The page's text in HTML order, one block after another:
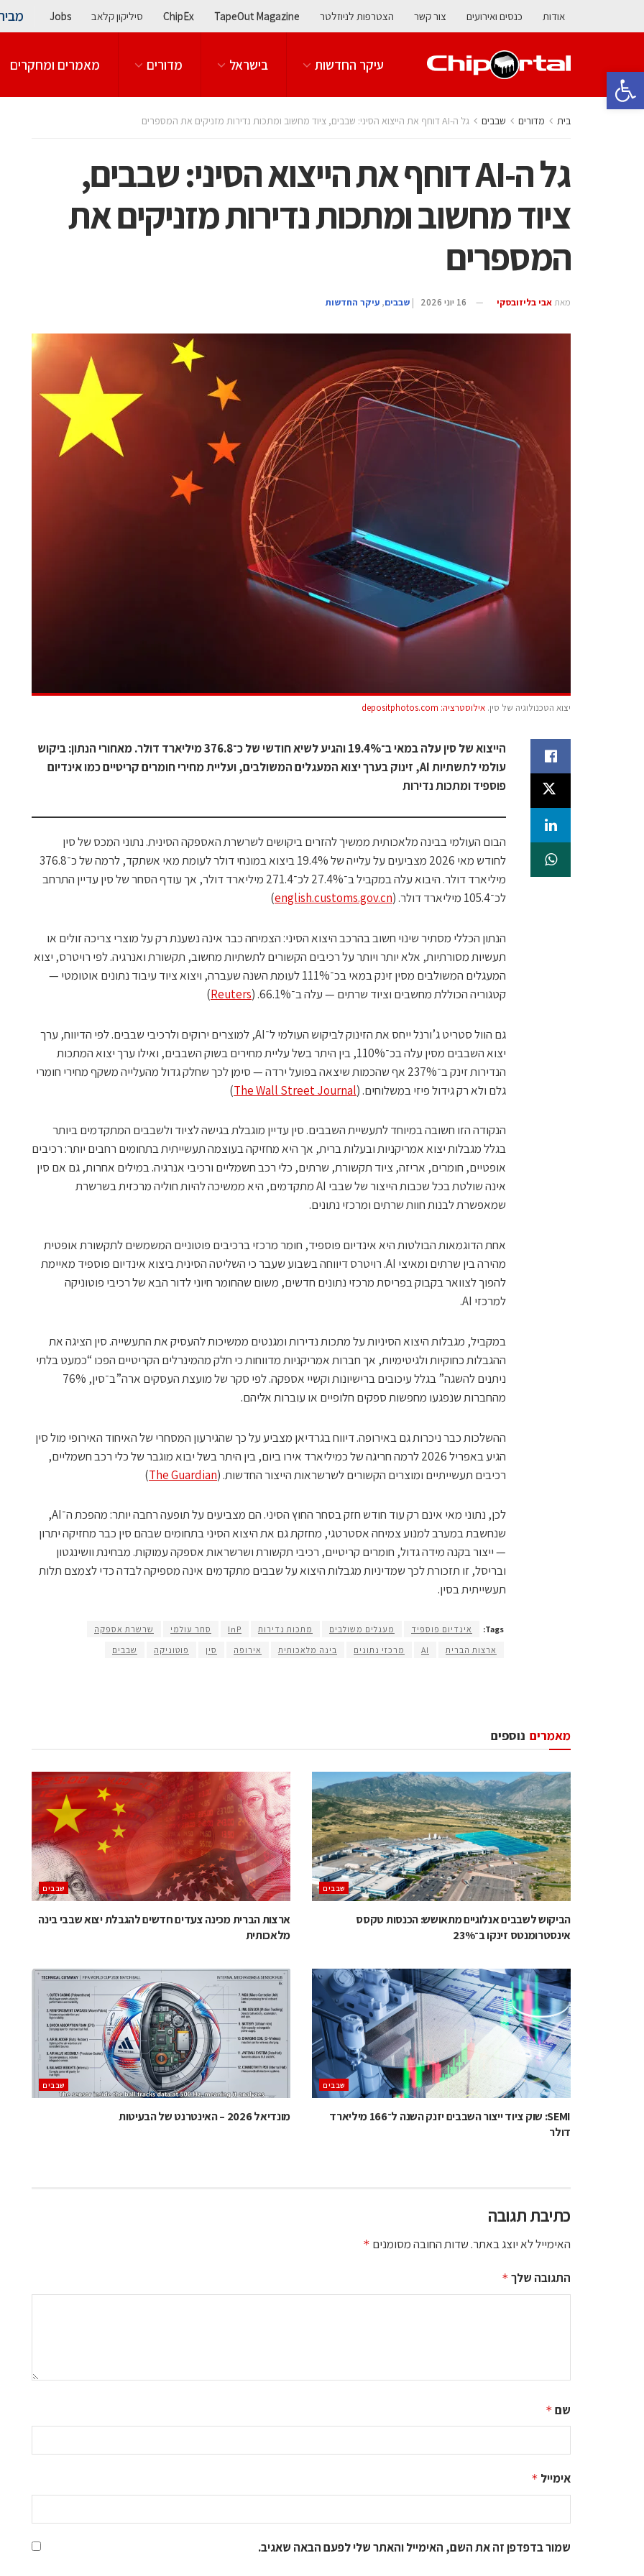
פתח סרגל נגישות
אודות כנסים ואירועים צור קשר הצטרפות לניוזלטר TapeOut Magazine
ChipEx סיליקון קלאב Jobs
עיקר החדשות בישראל מדורים מאמרים ומחקרים
בית מדורים ‫שבבים‬ גל ה-AI דוחף את הייצוא הסיני: שבבים, ציוד מחשוב ומתכות נדירות מזניקים את המספרים
גל ה-AI דוחף את הייצוא הסיני: שבבים,
ציוד מחשוב ומתכות נדירות מזניקים את
המספרים
מאת אבי בליזובסקי 16 יוני 2026 | ‫שבבים‬, עיקר החדשות
יצוא הטכנולוגיה של סין. אילוסטרציה: depositphotos.com
הייצוא של סין עלה במאי ב־19.4% והגיע לשיא חודשי של כ־376.8 מיליארד דולר. מאחורי הנתון: ביקוש
עולמי לתשתיות AI, זינוק בערך יצוא המעגלים המשולבים, ועליית מחירי חומרים קריטיים כמו אינדיום
פוספיד ומתכות נדירות
הבום העולמי בבינה מלאכותית ממשיך להזרים ביקושים לשרשרת האספקה הסינית. נתוני המכס של סין
לחודש מאי 2026 מצביעים על עלייה של 19.4% ביצוא במונחי דולר לעומת מאי אשתקד, לרמה של כ־376.8
מיליארד דולר. היבוא עלה במקביל ב־27.4% לכ־271.4 מיליארד דולר, אך עודף הסחר של סין עדיין התרחב
לכ־105.4 מיליארד דולר. (
english.customs.gov.cn
)
הנתון הכללי מסתיר שינוי חשוב בהרכב היצוא הסיני: הצמיחה כבר אינה נשענת רק על מוצרי צריכה זולים או
תעשיות מסורתיות, אלא יותר ויותר על רכיבים הקשורים לתשתיות מחשוב, תקשורת ואנרגיה. לפי רויטרס, יצוא
המעגלים המשולבים מסין זינק במאי בכ־111% לעומת השנה שעברה, ויצוא ציוד עיבוד נתונים אוטומטי —
קטגוריה הכוללת מחשבים וציוד שרתים — עלה ב־66.1%. (
Reuters
)
גם הוול סטריט ג’ורנל ייחס את הזינוק לביקוש העולמי ל־AI, למוצרים ירוקים ולרכיבי שבבים. לפי הדיווח, ערך
יצוא השבבים מסין עלה בכ־110%, בין היתר בשל עליית מחירים בשוק השבבים, ואילו ערך יצוא המתכות
הנדירות זינק ב־237% אף שהכמות שיצאה בפועל ירדה — סימן לכך שחלק גדול מהעלייה משקף מחירי חומרי
גלם ולא רק גידול פיזי במשלוחים. (The Wall Street Journal
)
הנקודה הזו חשובה במיוחד לתעשיית השבבים. סין עדיין מוגבלת בגישה לציוד ולשבבים המתקדמים ביותר
בגלל מגבלות יצוא אמריקניות ובעלות ברית, אך היא מחזיקה בעוצמה תעשייתית בתחומים רחבים יותר: רכיבים
אופטיים, חומרים, אריזה, ציוד תקשורת, שרתים, כלי רכב חשמליים ורכיבי אנרגיה. במילים אחרות, גם אם סין
אינה שולטת בכל שכבות הייצור של שבבי AI מתקדמים, היא ממשיכה להיות חוליה מרכזית בשרשרת
שמאפשרת לבנות חוות שרתים ומרכזי נתונים.
אחת הדוגמאות הבולטות היא אינדיום פוספיד, חומר מרכזי ברכיבים פוטוניים המשמשים לתקשורת אופטית
מהירה בין שרתים ומאיצי AI. רויטרס דיווחה בשבוע שעבר כי השליטה הסינית ביצוא אינדיום פוספיד מאיימת
להפוך לצוואר בקבוק בפריסת מרכזי נתונים חדשים, משום שהחומר חיוני לדור הבא של רכיבי פוטוניקה
למרכזי AI.
במקביל, מגבלות היצוא הסיניות על מתכות נדירות ומגנטים ממשיכות להעסיק את התעשייה. סין הציגה את
ההגבלות כחוקיות ולגיטימיות, אך חברות אמריקניות מדווחות כי חלק מהמינרלים הקריטיים הפכו “כמעט בלתי
ניתנים להשגה” בגלל עיכובים ברישיונות וקשיי אספקה. לפי סקר של מועצת העסקים ארה”ב־סין, 76%
מהחברות שנפגעו מחפשות ספקים חלופיים או עוברות אליהם.
ההשלכות כבר ניכרות גם באירופה. דיווח בגרדיאן מצביע על כך שהגירעון המסחרי של האיחוד האירופי מול סין
הגיע באפריל 2026 לרמה חריגה של כמיליארד אירו ביום, בין היתר בשל יבוא מוגבר של כלי רכב חשמליים,
רכיבים תעשייתיים ומוצרים הקשורים לשרשראות הייצור החדשות. (The Guardian
)
לכן, נתוני מאי אינם רק עוד חודש חזק בסחר החוץ הסיני. הם מצביעים על תופעה רחבה יותר: מהפכת ה־AI,
שנחשבת במערב למנוע צמיחה אסטרטגי, מחזקת גם את היצוא הסיני בתחומים שבהם סין כבר מחזיקה יתרון
— ייצור בקנה מידה גדול, חומרים קריטיים, רכיבי תקשורת ושרשראות אספקה עמוקות. מבחינת וושינגטון
ובריסל, זו תזכורת לכך שמדיניות מגבלות היצוא על שבבים מתקדמים אינה מספיקה לבדה כדי לצמצם תלות
תעשייתית בסין.
Tags: אינדיום פוספיד מעגלים משולבים מתכות נדירות InP סחר עולמי
שרשרת אספקה
ארצות הברית
AI מרכזי נתונים בינה מלאכותית אירופה סין פוטוניקה שבבים
נוספים מאמרים
‫שבבים‬
הביקוש לשבבים אנלוגיים מתאושש: הכנסות טקסס
אינסטרומנטס זינקו ב־23%
‫שבבים‬
ארצות הברית מכינה צעדים חדשים להגבלת יצוא שבבי בינה
מלאכותית
‫שבבים‬
SEMI: שוק ציוד ייצור השבבים יזנק השנה ל־166 מיליארד
דולר
‫שבבים‬
מונדיאל 2026 – האינטרנט של הבעיטות
כתיבת תגובה
האימייל לא יוצג באתר.שדות החובה מסומנים *
התגובה שלך *
שם *
אימייל *
שמור בדפדפן זה את השם, האימייל והאתר שלי לפעם הבאה שאגיב.